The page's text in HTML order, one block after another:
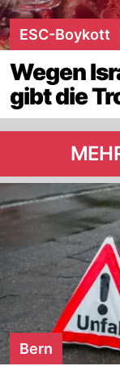
ESC-Boykott
Wegen
gibt die
Bern